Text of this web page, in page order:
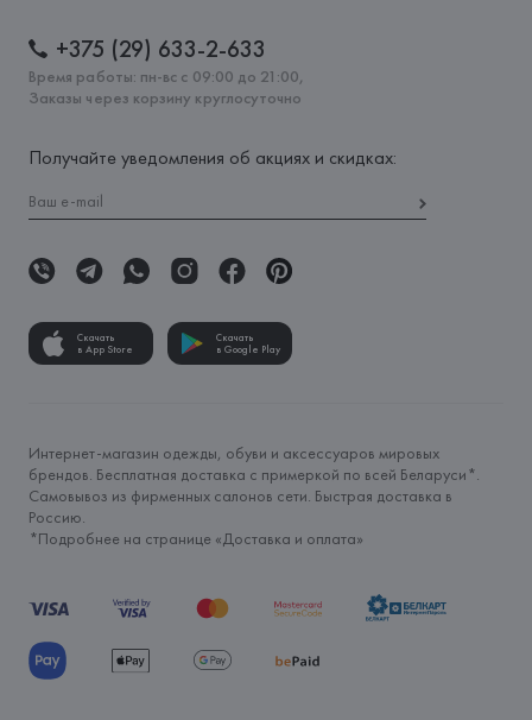
+375 (29) 633-2-633
Время работы: пн-вс с 09:00 до 21:00,
Заказы через корзину круглосуточно
Получайте уведомления об акциях и скидках:
Скачать
в App Store
Скачать
в Google Play
Интернет-магазин одежды, обуви и аксессуаров мировых
брендов. Бесплатная доставка с примеркой по всей Беларуси*.
Самовывоз из фирменных салонов сети. Быстрая доставка в
Россию.
*Подробнее на странице «Доставка и оплата»